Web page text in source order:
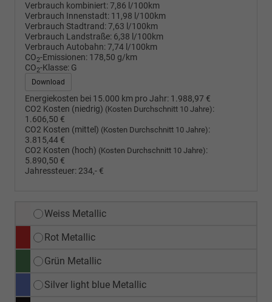
Verbrauch kombiniert:7,86 l/100km
Verbrauch Innenstadt: 11,98 l/100km
Verbrauch Stadtrand:7,63 l/100km
Verbrauch Landstraße: 6,38 l/100km
Verbrauch Autobahn:7,74 l/100km
CO2-Emissionen: 178,50 g/km
CO2-Klasse: G
Download
Energiekosten bei 15.000 km pro Jahr: 1.988,97 €
CO2 Kosten (niedrig) (Kosten Durchschnitt 10 Jahre):
1.606,50 €
CO2 Kosten (mittel) (Kosten Durchschnitt 10 Jahre):
3.815,44 €
CO2 Kosten (hoch) (Kosten Durchschnitt 10 Jahre):
5.890,50 €
Jahressteuer: 234,- €
Weiss Metallic
Rot Metallic
Grün Metallic
Silver light blue Metallic